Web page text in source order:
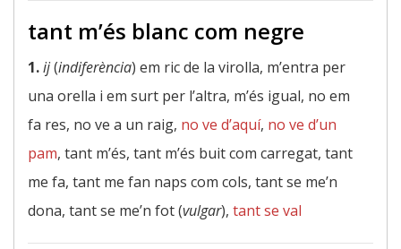
tant m’és blanc com negre
1.ij(indiferència) em ric de la virolla, m’entra per
una orella i em surt per l’altra, m’és igual, no em
fa res, no ve a un raig, no ve d’aquí, no ve d’un
pam, tant m’és, tant m’és buit com carregat, tant
me fa, tant me fan naps com cols, tant se me’n
dona, tant se me’n fot (vulgar), tant se val